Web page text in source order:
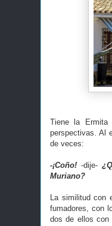
Tiene la Ermita
perspectivas. Al
de veces:
-¡Coño! -dije-
Muriano?
La similitud con
fumadores, con
dos de ellos con